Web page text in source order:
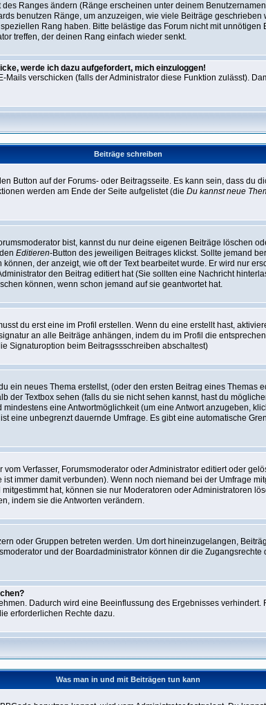
Ranges ändern (Ränge erscheinen unter deinem
benutzen Ränge, um anzuzeigen, wie viele Beiträge geschrieben
Rang haben. Bitte belästige das Forum nicht mit
treffen, der deinen Rang einfach wieder senkt.
werde ich dazu aufgefordert, mich einzuloggen!
Mails verschicken (falls der Administrator diese Funktion zulässt).
Beiträge schreiben
Button auf der Forums- oder Beitragsseite. Es kann sein, dass du
werden am Ende der Seite aufgelistet (die Du kannst neue
bist, kannst du nur deine eigenen Beiträge löschen
Editieren-Button des jeweiligen Beitrages klickst. Sollte jemand
der anzeigt, wie oft der Text bearbeitet wurde. Er wird nur
den Beitrag editiert hat (Sie sollten eine Nachricht
können, wenn schon jemand auf sie geantwortet hat.
du erst eine im Profil erstellen. Wenn du eine erstellt hast,
an alle Beiträge anhängen, indem du im Profil die
Signaturoption beim Beitragssschreiben abschaltest)
ein neues Thema erstellst, (oder den ersten Beitrag eines Themas
der Textbox sehen (falls du sie nicht sehen kannst, hast du
eine Antwortmöglichkeit (um eine Antwort anzugeben,
eine unbegrenzt dauernde Umfrage. Es gibt eine automatische
Verfasser, Forumsmoderator oder Administrator editiert oder
immer damit verbunden). Wenn noch niemand bei der Umfrage
hat, können sie nur Moderatoren oder Administratoren
indem sie die Antworten verändern.
oder Gruppen betreten werden. Um dort hineinzugelangen,
und der Boardadministrator können dir die
Dadurch wird eine Beeinflussung des Ergebnisses verhindert.
erforderlichen Rechte dazu.
Was man in und mit Beiträgen tun kann